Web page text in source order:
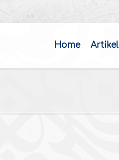
Home Artikel